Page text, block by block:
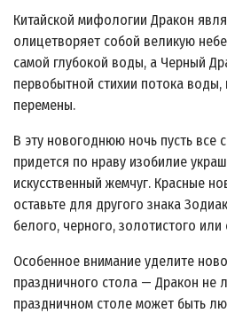
Китайской мифологии Дракон
олицетворяет собой великую
самой глубокой воды, а Черный
первобытной стихии потока
перемены.
В эту новогоднюю ночь пусть все
придется по нраву изобилие
искусственный жемчуг. Красные
оставьте для другого знака
белого, черного, золотистого или
Особенное внимание уделите
праздничного стола — Дракон не
праздничном столе может быть